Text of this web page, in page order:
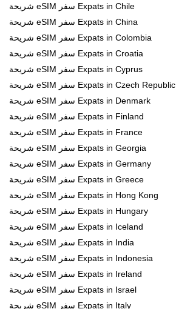
شريحة eSIM سفر Expats in Chile
شريحة eSIM سفر Expats in China
شريحة eSIM سفر Expats in Colombia
شريحة eSIM سفر Expats in Croatia
شريحة eSIM سفر Expats in Cyprus
شريحة eSIM سفر Expats in Czech Republic
شريحة eSIM سفر Expats in Denmark
شريحة eSIM سفر Expats in Finland
شريحة eSIM سفر Expats in France
شريحة eSIM سفر Expats in Georgia
شريحة eSIM سفر Expats in Germany
شريحة eSIM سفر Expats in Greece
شريحة eSIM سفر Expats in Hong Kong
شريحة eSIM سفر Expats in Hungary
شريحة eSIM سفر Expats in Iceland
شريحة eSIM سفر Expats in India
شريحة eSIM سفر Expats in Indonesia
شريحة eSIM سفر Expats in Ireland
شريحة eSIM سفر Expats in Israel
شريحة eSIM سفر Expats in Italy